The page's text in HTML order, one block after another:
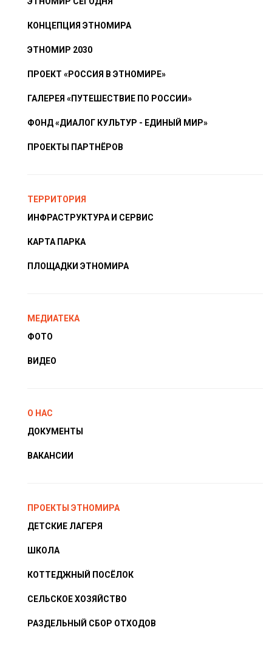
КОНЦЕПЦИЯ ЭТНОМИРА
ЭТНОМИР 2030
ПРОЕКТ «РОССИЯ В ЭТНОМИРЕ»
ГАЛЕРЕЯ «ПУТЕШЕСТВИЕ ПО РОССИИ»
ФОНД «ДИАЛОГ КУЛЬТУР - ЕДИНЫЙ МИР»
ПРОЕКТЫ ПАРТНЁРОВ
ТЕРРИТОРИЯ
ИНФРАСТРУКТУРА И СЕРВИС
КАРТА ПАРКА
ПЛОЩАДКИ ЭТНОМИРА
МЕДИАТЕКА
ФОТО
ВИДЕО
О НАС
ДОКУМЕНТЫ
ВАКАНСИИ
ПРОЕКТЫ ЭТНОМИРА
ДЕТСКИЕ ЛАГЕРЯ
ШКОЛА
КОТТЕДЖНЫЙ ПОСЁЛОК
СЕЛЬСКОЕ ХОЗЯЙСТВО
РАЗДЕЛЬНЫЙ СБОР ОТХОДОВ